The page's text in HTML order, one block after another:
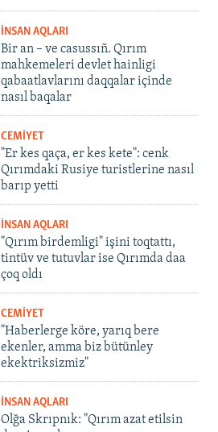
İNSAN AQLARI
Bir an – ve casussıñ. Qırım
mahkemeleri devlet hainligi
qabaatlavlarını daqqalar içinde
nasıl baqalar
CEMİYET
"Er kes qaça, er kes kete": cenk
Qırımdaki Rusiye turistlerine nasıl
barıp yetti
İNSAN AQLARI
"Qırım birdemligi" işini toqtattı,
tintüv ve tutuvlar ise Qırımda daa
çoq oldı
CEMİYET
"Haberlerge köre, yarıq bere
ekenler, amma biz bütünley
ekektriksizmiz"
İNSAN AQLARI
Olğa Skrıpnık: "Qırım azat etilsin